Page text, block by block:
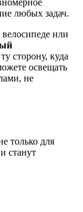
любых задач.
или
сторону, куда
освещать
не
только для
станут